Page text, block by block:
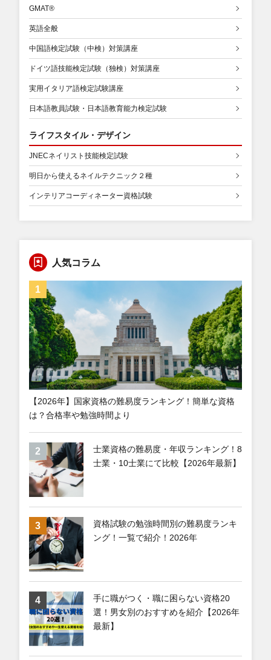
GMAT®
英語全般
中国語検定試験（中検）対策講座
ドイツ語技能検定試験（独検）対策講座
実用イタリア語検定試験講座
日本語教員試験・日本語教育能力検定試験
ライフスタイル・デザイン
JNECネイリスト技能検定試験
明日から使えるネイルテクニック２種
インテリアコーディネーター資格試験
人気コラム
【2026年】国家資格の難易度ランキング！簡単な資格
は？合格率や勉強時間より
士業資格の難易度・年収ランキング！8
士業・10士業にて比較【2026年最新】
資格試験の勉強時間別の難易度ランキ
ング！一覧で紹介！2026年
手に職がつく・職に困らない資格20
選！男女別のおすすめを紹介【2026年
最新】